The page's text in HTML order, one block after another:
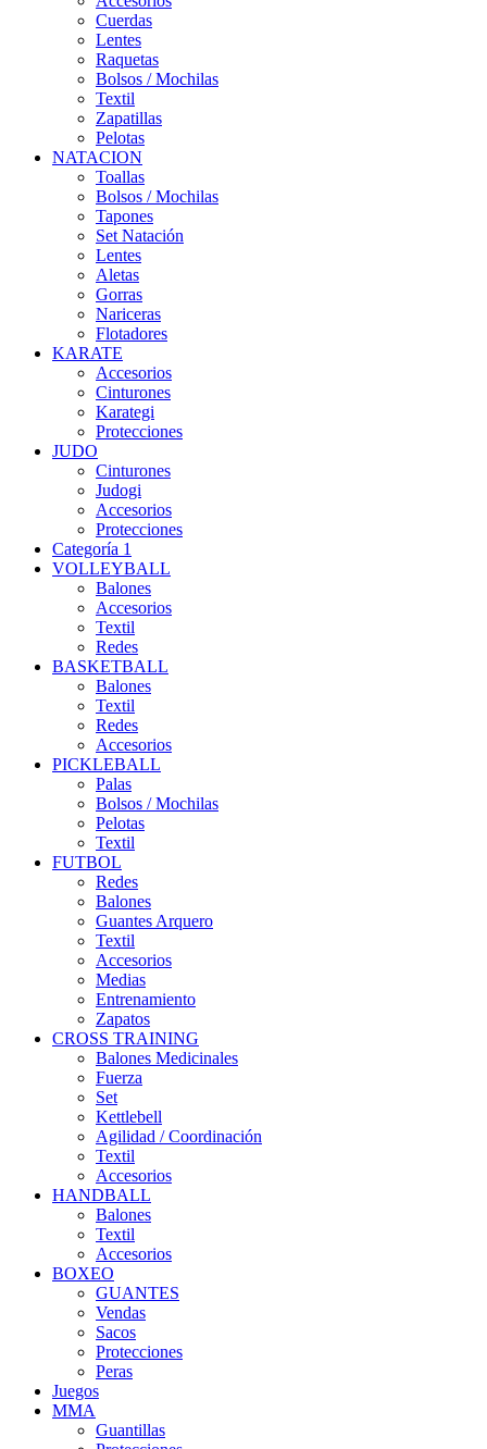
Cuerdas
Lentes
Raquetas
Bolsos / Mochilas
Textil
Zapatillas
Pelotas
NATACION
Toallas
Bolsos / Mochilas
Tapones
Set Natación
Lentes
Aletas
Gorras
Nariceras
Flotadores
KARATE
Accesorios
Cinturones
Karategi
Protecciones
JUDO
Cinturones
Judogi
Accesorios
Protecciones
Categoría 1
VOLLEYBALL
Balones
Accesorios
Textil
Redes
BASKETBALL
Balones
Textil
Redes
Accesorios
PICKLEBALL
Palas
Bolsos / Mochilas
Pelotas
Textil
FUTBOL
Redes
Balones
Guantes Arquero
Textil
Accesorios
Medias
Entrenamiento
Zapatos
CROSS TRAINING
Balones Medicinales
Fuerza
Set
Kettlebell
Agilidad / Coordinación
Textil
Accesorios
HANDBALL
Balones
Textil
Accesorios
BOXEO
GUANTES
Vendas
Sacos
Protecciones
Peras
Juegos
MMA
Guantillas